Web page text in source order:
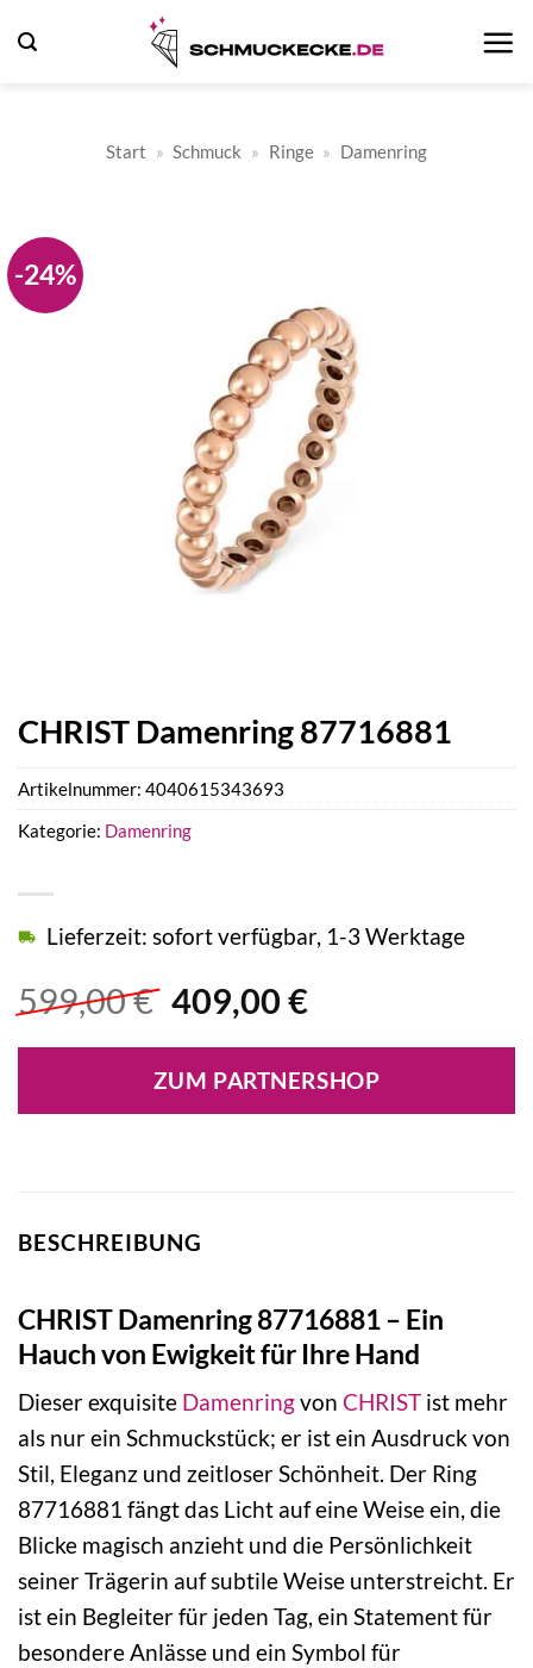
Inhalt
Start » Schmuck » Ringe » Damenring
-24%
CHRIST Damenring 87716881
599,00€ Ursprünglicher
war:
599,00 €
409,00 €Aktueller
ist:
409,00 €.
Lieferzeit: sofort verfügbar, 1-3 Werktage
ZUM PARTNERSHOP
Artikelnummer: 4040615343693
Kategorie: Damenring
BESCHREIBUNG
CHRIST Damenring 87716881 – Ein
Hauch von Ewigkeit für Ihre Hand
Dieser exquisite Damenringvon CHRIST ist mehr
als nur ein Schmuckstück; er ist ein Ausdruck von
Stil, Eleganz und zeitloser Schönheit. Der Ring
87716881 fängt das Licht auf eine Weise ein, die
Blicke magisch anzieht und die Persönlichkeit
seiner Trägerin auf subtile Weise unterstreicht. Er
ist ein Begleiter für jeden Tag, ein Statement für
besondere Anlässe und ein Symbol für